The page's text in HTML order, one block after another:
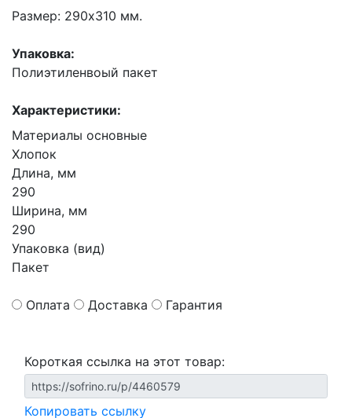
Размер: 290х310 мм.
Упаковка:
Полиэтиленвоый пакет
Характеристики:
Материалы основные
Хлопок
Длина, мм
290
Ширина, мм
290
Упаковка (вид)
Пакет
Оплата Доставка Гарантия
Короткая ссылка на этот товар:
Копировать ссылку